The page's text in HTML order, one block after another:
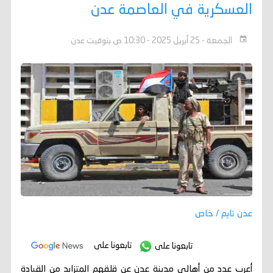
العسكرية في العاصمة عدن
الجمعة - 25 أبريل 2025 - 10:30 ص بتوقيت عدن
عدن تايم / خاص
تابعونا على تابعونا على
أعرب عدد من أهالي مدينة عدن عن قلقهم المتزايد من القيادة